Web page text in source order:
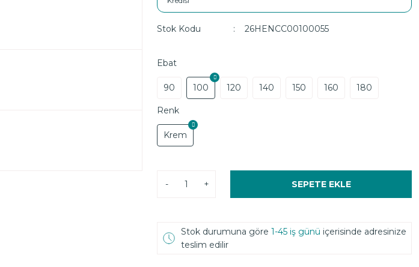
Stok Kodu 26HENCC00100055
Ebat
90 100 120 140 150 160 180
Renk
Krem
- + SEPETE EKLE
Stok durumuna göre 1-45 iş günü içerisinde adresinize
teslim edilir